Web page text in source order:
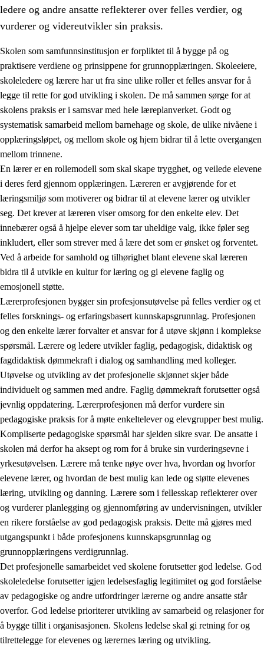
3. Prinsipper for skolens praksis
Et inkluderende læringsmiljø
3.2 Undervisning og tilpasset opplæring
3.3 Samarbeid mellom hjem og skole
3.4 Opplæring i lærebedrift og arbeidsliv
3.5 Profesjonsfellesskap og skoleutvikling
ledere og andre ansatte reflekterer over felles verdier, og
vurderer og videreutvikler sin praksis.
Skolen som samfunnsinstitusjon er forpliktet til å bygge på og
praktisere verdiene og prinsippene for grunnopplæringen. Skoleeiere,
skoleledere og lærere har ut fra sine ulike roller et felles ansvar for å
legge til rette for god utvikling i skolen. De må sammen sørge for at
skolens praksis er i samsvar med hele læreplanverket. Godt og
systematisk samarbeid mellom barnehage og skole, de ulike nivåene i
opplæringsløpet, og mellom skole og hjem bidrar til å lette overgangen
mellom trinnene.
En lærer er en rollemodell som skal skape trygghet, og veilede elevene
i deres ferd gjennom opplæringen. Læreren er avgjørende for et
læringsmiljø som motiverer og bidrar til at elevene lærer og utvikler
seg. Det krever at læreren viser omsorg for den enkelte elev. Det
innebærer også å hjelpe elever som tar uheldige valg, ikke føler seg
inkludert, eller som strever med å lære det som er ønsket og forventet.
Ved å arbeide for samhold og tilhørighet blant elevene skal læreren
bidra til å utvikle en kultur for læring og gi elevene faglig og
emosjonell støtte.
Lærerprofesjonen bygger sin profesjonsutøvelse på felles verdier og et
felles forsknings- og erfaringsbasert kunnskapsgrunnlag. Profesjonen
og den enkelte lærer forvalter et ansvar for å utøve skjønn i komplekse
spørsmål. Lærere og ledere utvikler faglig, pedagogisk, didaktisk og
fagdidaktisk dømmekraft i dialog og samhandling med kolleger.
Utøvelse og utvikling av det profesjonelle skjønnet skjer både
individuelt og sammen med andre. Faglig dømmekraft forutsetter også
jevnlig oppdatering. Lærerprofesjonen må derfor vurdere sin
pedagogiske praksis for å møte enkeltelever og elevgrupper best mulig.
Kompliserte pedagogiske spørsmål har sjelden sikre svar. De ansatte i
skolen må derfor ha aksept og rom for å bruke sin vurderingsevne i
yrkesutøvelsen. Lærere må tenke nøye over hva, hvordan og hvorfor
elevene lærer, og hvordan de best mulig kan lede og støtte elevenes
læring, utvikling og danning. Lærere som i fellesskap reflekterer over
og vurderer planlegging og gjennomføring av undervisningen, utvikler
en rikere forståelse av god pedagogisk praksis. Dette må gjøres med
utgangspunkt i både profesjonens kunnskapsgrunnlag og
grunnopplæringens verdigrunnlag.
Det profesjonelle samarbeidet ved skolene forutsetter god ledelse. God
skoleledelse forutsetter igjen ledelsesfaglig legitimitet og god forståelse
av pedagogiske og andre utfordringer lærerne og andre ansatte står
overfor. God ledelse prioriterer utvikling av samarbeid og relasjoner for
å bygge tillit i organisasjonen. Skolens ledelse skal gi retning for og
tilrettelegge for elevenes og lærernes læring og utvikling.